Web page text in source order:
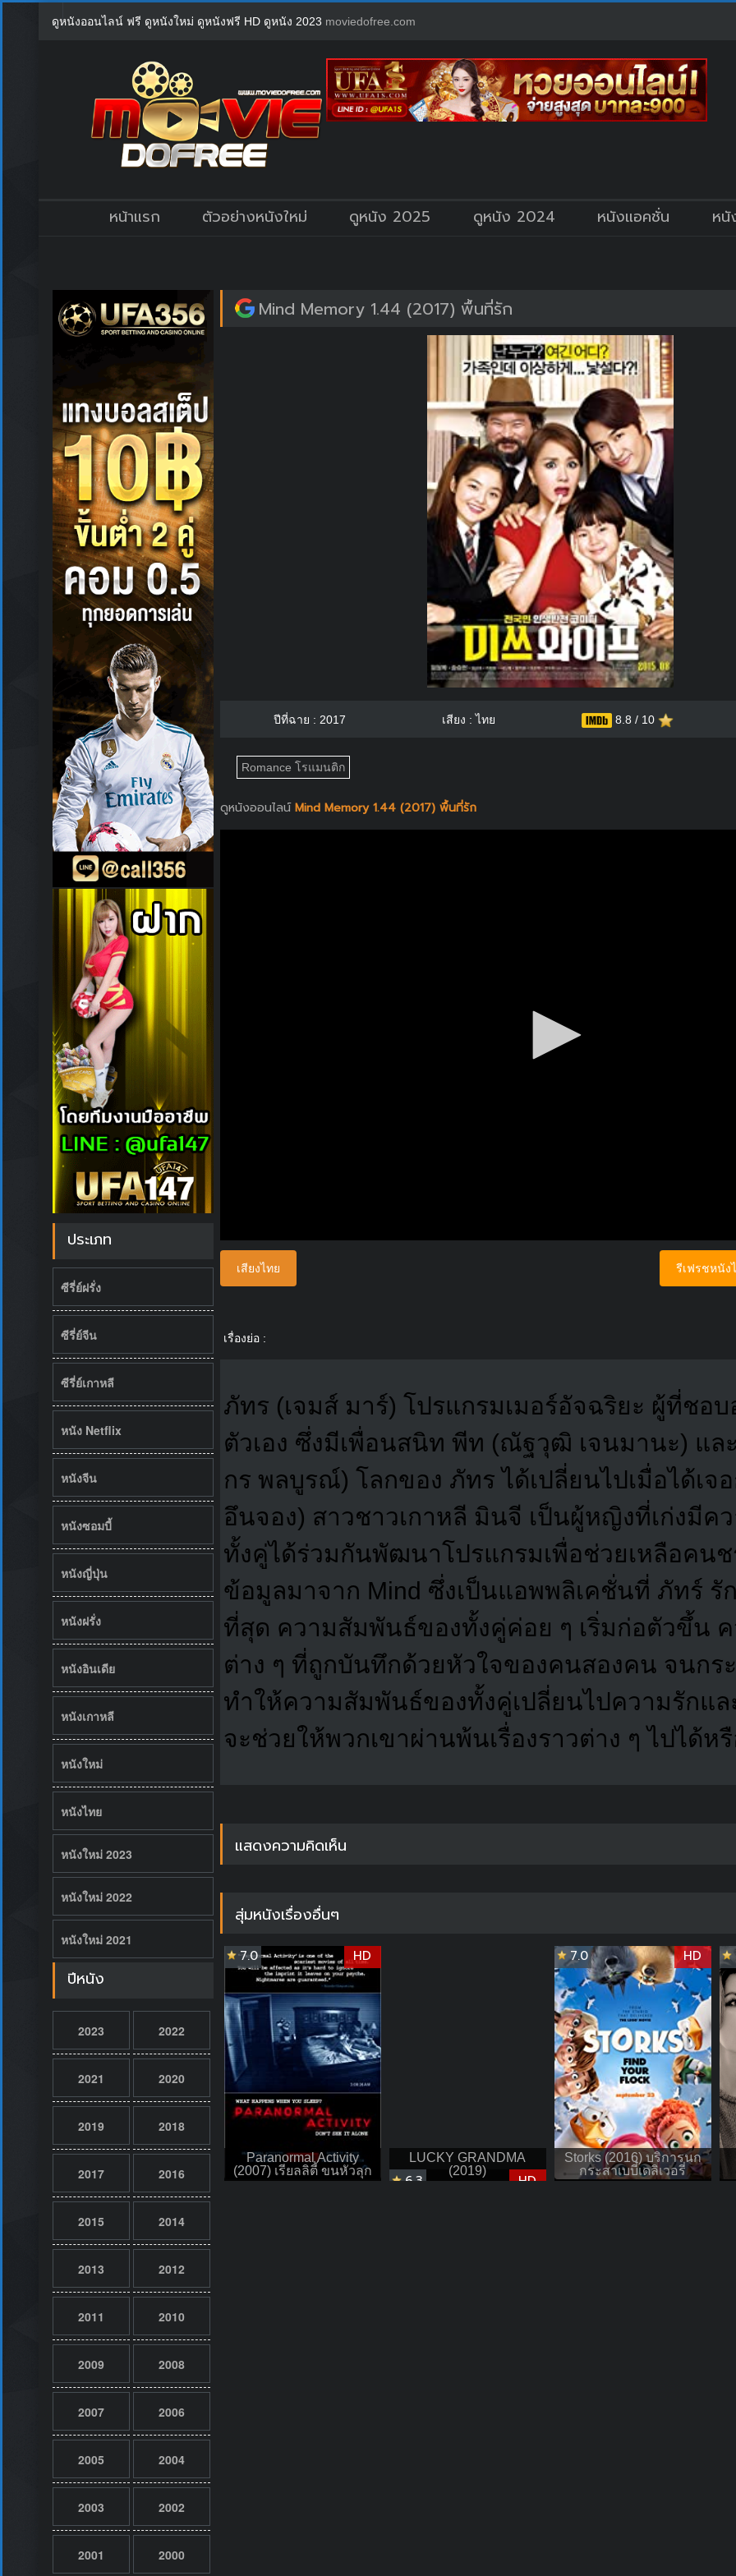
ดูหนังออนไลน์ ฟรี ดูหนังใหม่ ดูหนังฟรี HD ดูหนัง 2023 moviedofree.com
หน้าแรก ตัวอย่างหนังใหม่ ดูหนัง 2025 ดูหนัง 2024 หนังแอคชั่น หนั
ประเภท
ซีรี่ย์ฝรั่ง
ซีรี่ย์จีน
ซีรี่ย์เกาหลี
หนัง Netflix
หนังจีน
หนังซอมบี้
หนังญี่ปุ่น
หนังฝรั่ง
หนังอินเดีย
หนังเกาหลี
หนังใหม่
หนังไทย
หนังใหม่ 2023
หนังใหม่ 2022
หนังใหม่ 2021
ปีหนัง
2023 2022
2021 2020
2019 2018
2017 2016
2015 2014
2013 2012
2011 2010
2009 2008
2007 2006
2005 2004
2003 2002
2001 2000
Mind Memory 1.44 (2017) พื้นที่รัก
ปีที่ฉาย : 2017 เสียง : ไทย 8.8 / 10
Romance โรแมนติก
ดูหนังออนไลน์Mind Memory 1.44 (2017) พื้นที่รัก
เสียงไทย รีเฟรชหนัง
เรื่องย่อ :
ภัทร (เจมส์ มาร์) โปรแกรมเมอร์อัจฉริยะ ผู้ที่ชอ
ตัวเอง ซึ่งมีเพื่อนสนิท พีท (ณัฐวุฒิ เจนมานะ) แล
กร พลบูรณ์) โลกของ ภัทร ได้เปลี่ยนไปเมื่อได้เจ
อึนจอง) สาวชาวเกาหลี มินจี เป็นผู้หญิงที่เก่งมีค
ทั้งคู่ได้ร่วมกันพัฒนาโปรแกรมเพื่อช่วยเหลือคน
ข้อมูลมาจาก Mind ซึ่งเป็นแอพพลิเคชั่นที่ ภัทร์ รั
ที่สุด ความสัมพันธ์ของทั้งคู่ค่อย ๆ เริ่มก่อตัวขึ้น
ต่าง ๆ ที่ถูกบันทึกด้วยหัวใจของคนสองคน จนกร
ทำให้ความสัมพันธ์ของทั้งคู่เปลี่ยนไปความรักแล
จะช่วยให้พวกเขาผ่านพ้นเรื่องราวต่าง ๆ ไปได้ห
แสดงความคิดเห็น
สุ่มหนังเรื่องอื่นๆ
Paranormal Activity
(2007) เรียลลิตี้ ขนหัวลุก
7.0 HD
LUCKY GRANDMA
(2019)
6.3 HD
Storks (2016) บริการนก
กระสาเบบี๋เดลิเวอรี่
7.0 HD